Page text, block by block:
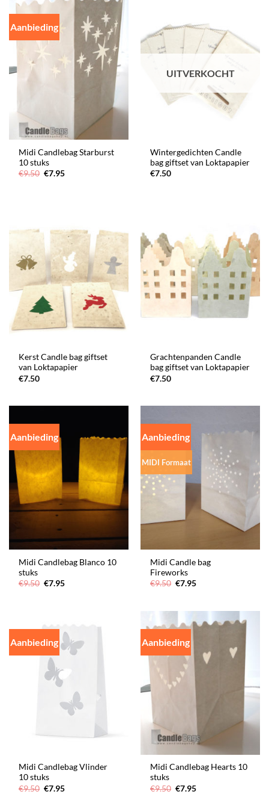
Aanbieding
Midi Candlebag Starburst
10 stuks
€9.50 Oorspronkelijke
€7.95Huidige
UITVERKOCHT
Wintergedichten Candle
bag giftset van Loktapapier
€7.50
Kerst Candle bag giftset
van Loktapapier
€7.50
Grachtenpanden Candle
bag giftset van Loktapapier
€7.50
Aanbieding
Midi Candlebag Blanco 10
stuks
€9.50 Oorspronkelijke
€7.95Huidige
Aanbieding
MIDI Formaat
Midi Candle bag
Fireworks
€9.50 Oorspronkelijke
€7.95Huidige
Aanbieding
Midi Candlebag Vlinder
10 stuks
€9.50 Oorspronkelijke
€7.95Huidige
Aanbieding
Midi Candlebag Hearts 10
stuks
€9.50 Oorspronkelijke
€7.95Huidige